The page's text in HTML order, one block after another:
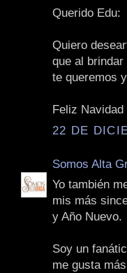
Querido Edu:
Quiero
que al
te queremos
Feliz Navidad
22 DE
Somos Alta
Yo también
mis más
y Año Nuevo.
Soy un
me gusta